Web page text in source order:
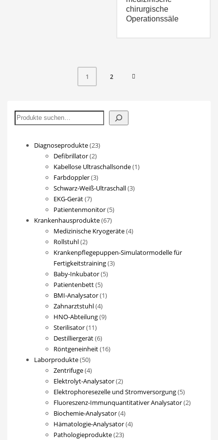
chirurgische
Operationssäle
1 2
Suchen
Diagnoseprodukte 2323
Defibrillator 22
Produkte
Kabellose Ultraschallsonde 11
Farbdoppler 33
Produkte
Schwarz-Weiß-Ultraschall 33
EKG-Gerät 77
Produkte
Patientenmonitor 55
Krankenhausprodukte 6767
Produkte
Medizinische Kryogeräte 44
Rollstuhl 22
Produkte
Krankenpflegepuppen-Simulatormodelle für
Fertigkeitstraining 33
Baby-Inkubator 55
Patientenbett 55
Produkte
BMI-Analysator 11
Zahnarztstuhl 44
Produkte
HNO-Abteilung 99
Sterilisator 1111
Produkte
Destilliergerät 66
Produkte
Röntgeneinheit 1616
Laborprodukte 5050
Produkte
Zentrifuge 44
Produkte
Elektrolyt-Analysator 22
Produkte
Elektrophoresezelle und Stromversorgung 55
Produkte
Fluoreszenz-Immunquantitativer Analysator 22
Biochemie-Analysator 44
Produkte
Hämatologie-Analysator 44
Pathologieprodukte 2323